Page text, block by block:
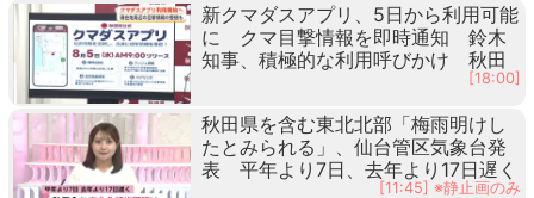
新クマダスアプリ、5日から利用可能
に クマ目撃情報を即時通知 鈴木
知事、積極的な利用呼びかけ 秋田
[18:00]
秋田県を含む東北北部「梅雨明けし
たとみられる」、仙台管区気象台発
表 平年より7日、去年より17日遅く
[11:45] ※静止画のみ